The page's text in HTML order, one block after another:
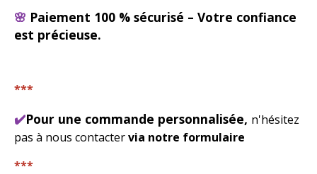
🌸 Paiement 100 % sécurisé – Votre confiance
est précieuse.
***
✔️Pour une commande personnalisée, n'hésitez
pas à nous contactervia notre formulaire
***